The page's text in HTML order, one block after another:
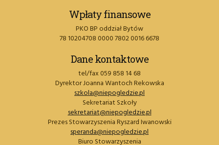
Wpłaty finansowe
PKO BP oddział Bytów
78 10204708 0000 7802 0016 6678
Dane kontaktowe
tel/fax 059 858 14 68
Dyrektor Joanna Wantoch Rekowska
szkola@niepogledzie.pl
Sekretariat Szkoły
sekretariat@niepogledzie.pl
Prezes Stowarzyszenia Ryszard Iwanowski
speranda@niepogledzie.pl
Biuro Stowarzyszenia